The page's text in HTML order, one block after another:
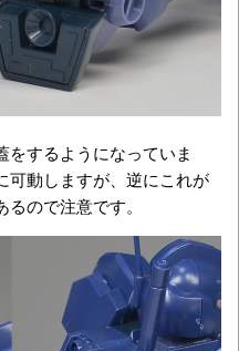
をするようになっていま
可動しますが、逆にこれが
ので注意です。